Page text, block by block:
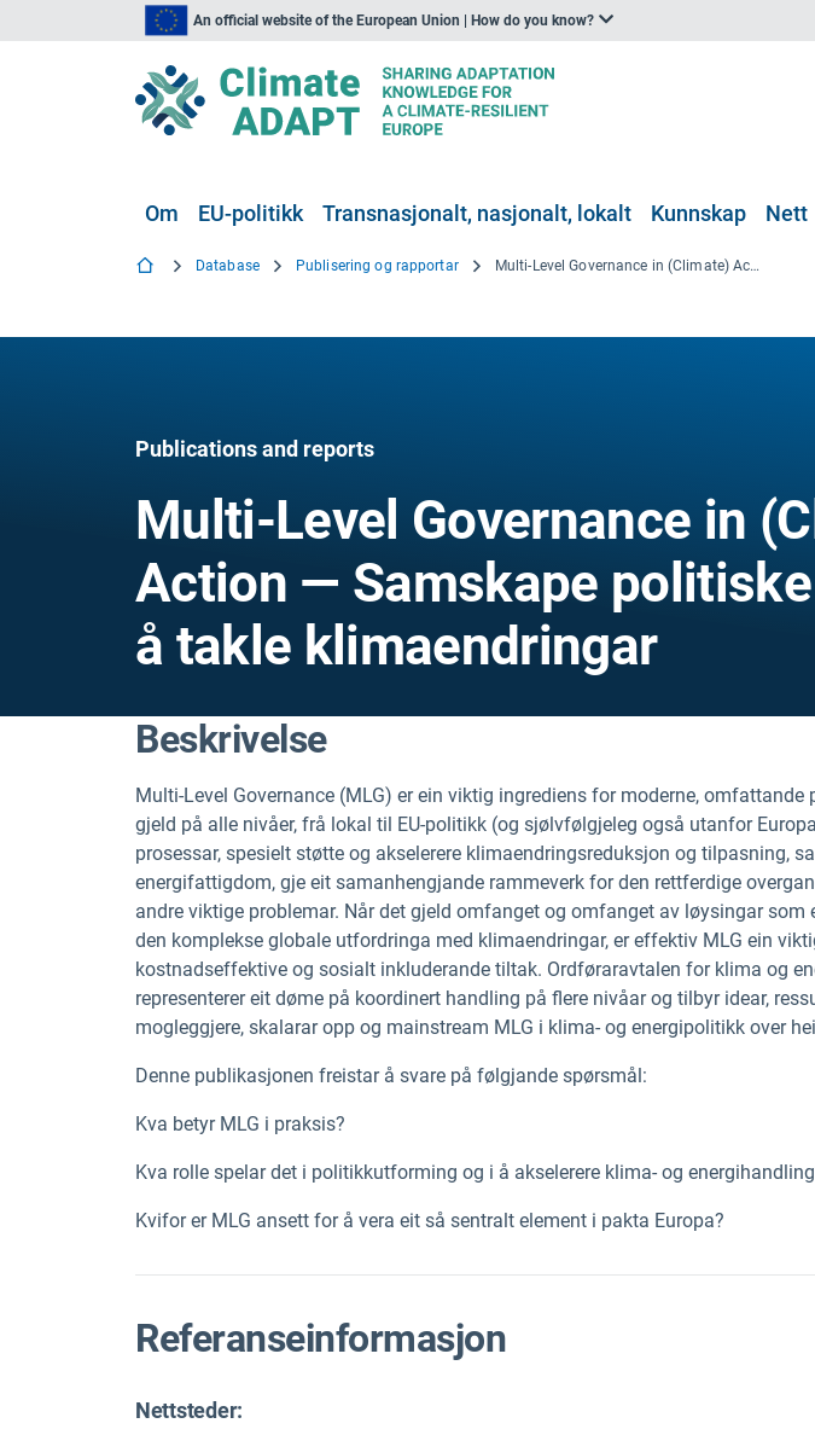
An official website of the European Union | How do you know?
Om EU-politikk Transnasjonalt, nasjonalt, lokalt Kunnskap Nett
Database Publisering og rapportar Multi-Level Governance in (Climate) Action — Samskape politiske løysingar for å takle klimaendringar
Publications and reports
Multi-Level Governance in
Action — Samskape
å takle klimaendringar
Beskrivelse
Multi-Level Governance (MLG) er ein viktig ingrediens for moderne,
gjeld på alle nivåer, frå lokal til EU-politikk (og sjølvfølgjeleg også utanfor
prosessar, spesielt støtte og akselerere klimaendringsreduksjon og tilpasning,
energifattigdom, gje eit samanhengjande rammeverk for den rettferdige
andre viktige problemar. Når det gjeld omfanget og omfanget av løysingar som
den komplekse globale utfordringa med klimaendringar, er effektiv MLG ein
kostnadseffektive og sosialt inkluderande tiltak. Ordføraravtalen for klima og
representerer eit døme på koordinert handling på flere nivåar og tilbyr idear,
mogleggjere, skalarar opp og mainstream MLG i klima- og energipolitikk over
Denne publikasjonen freistar å svare på følgjande spørsmål:
Kva betyr MLG i praksis?
Kva rolle spelar det i politikkutforming og i å akselerere klima- og
Kvifor er MLG ansett for å vera eit så sentralt element i pakta Europa?
Referanseinformasjon
Nettsteder: